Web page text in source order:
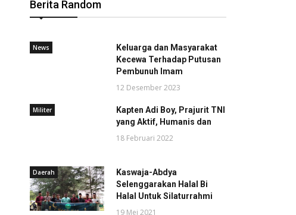
Berita Random
News
Keluarga dan Masyarakat
Kecewa Terhadap Putusan
Pembunuh Imam
12 Desember 2023
Militer
Kapten Adi Boy, Prajurit TNI
yang Aktif, Humanis dan
18 Februari 2022
Daerah
Kaswaja-Abdya
Selenggarakan Halal Bi
Halal Untuk Silaturrahmi
19 Mei 2021